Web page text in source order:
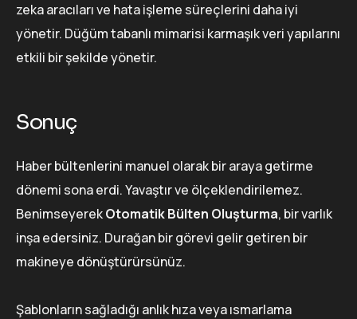
zeka aracıları ve hata işleme süreçlerini daha iyi
yönetir. Düğüm tabanlı mimarisi karmaşık veri yapılarını
etkili bir şekilde yönetir.
Sonuç
Haber bültenlerini manuel olarak bir araya getirme
dönemi sona erdi. Yavaştır ve ölçeklendirilemez.
BenimseyerekOtomatik Bülten Oluşturma, bir varlık
inşa edersiniz. Durağan bir görevi gelir getiren bir
makineye dönüştürürsünüz.
Şablonların sağladığı anlık hıza veya ısmarlama